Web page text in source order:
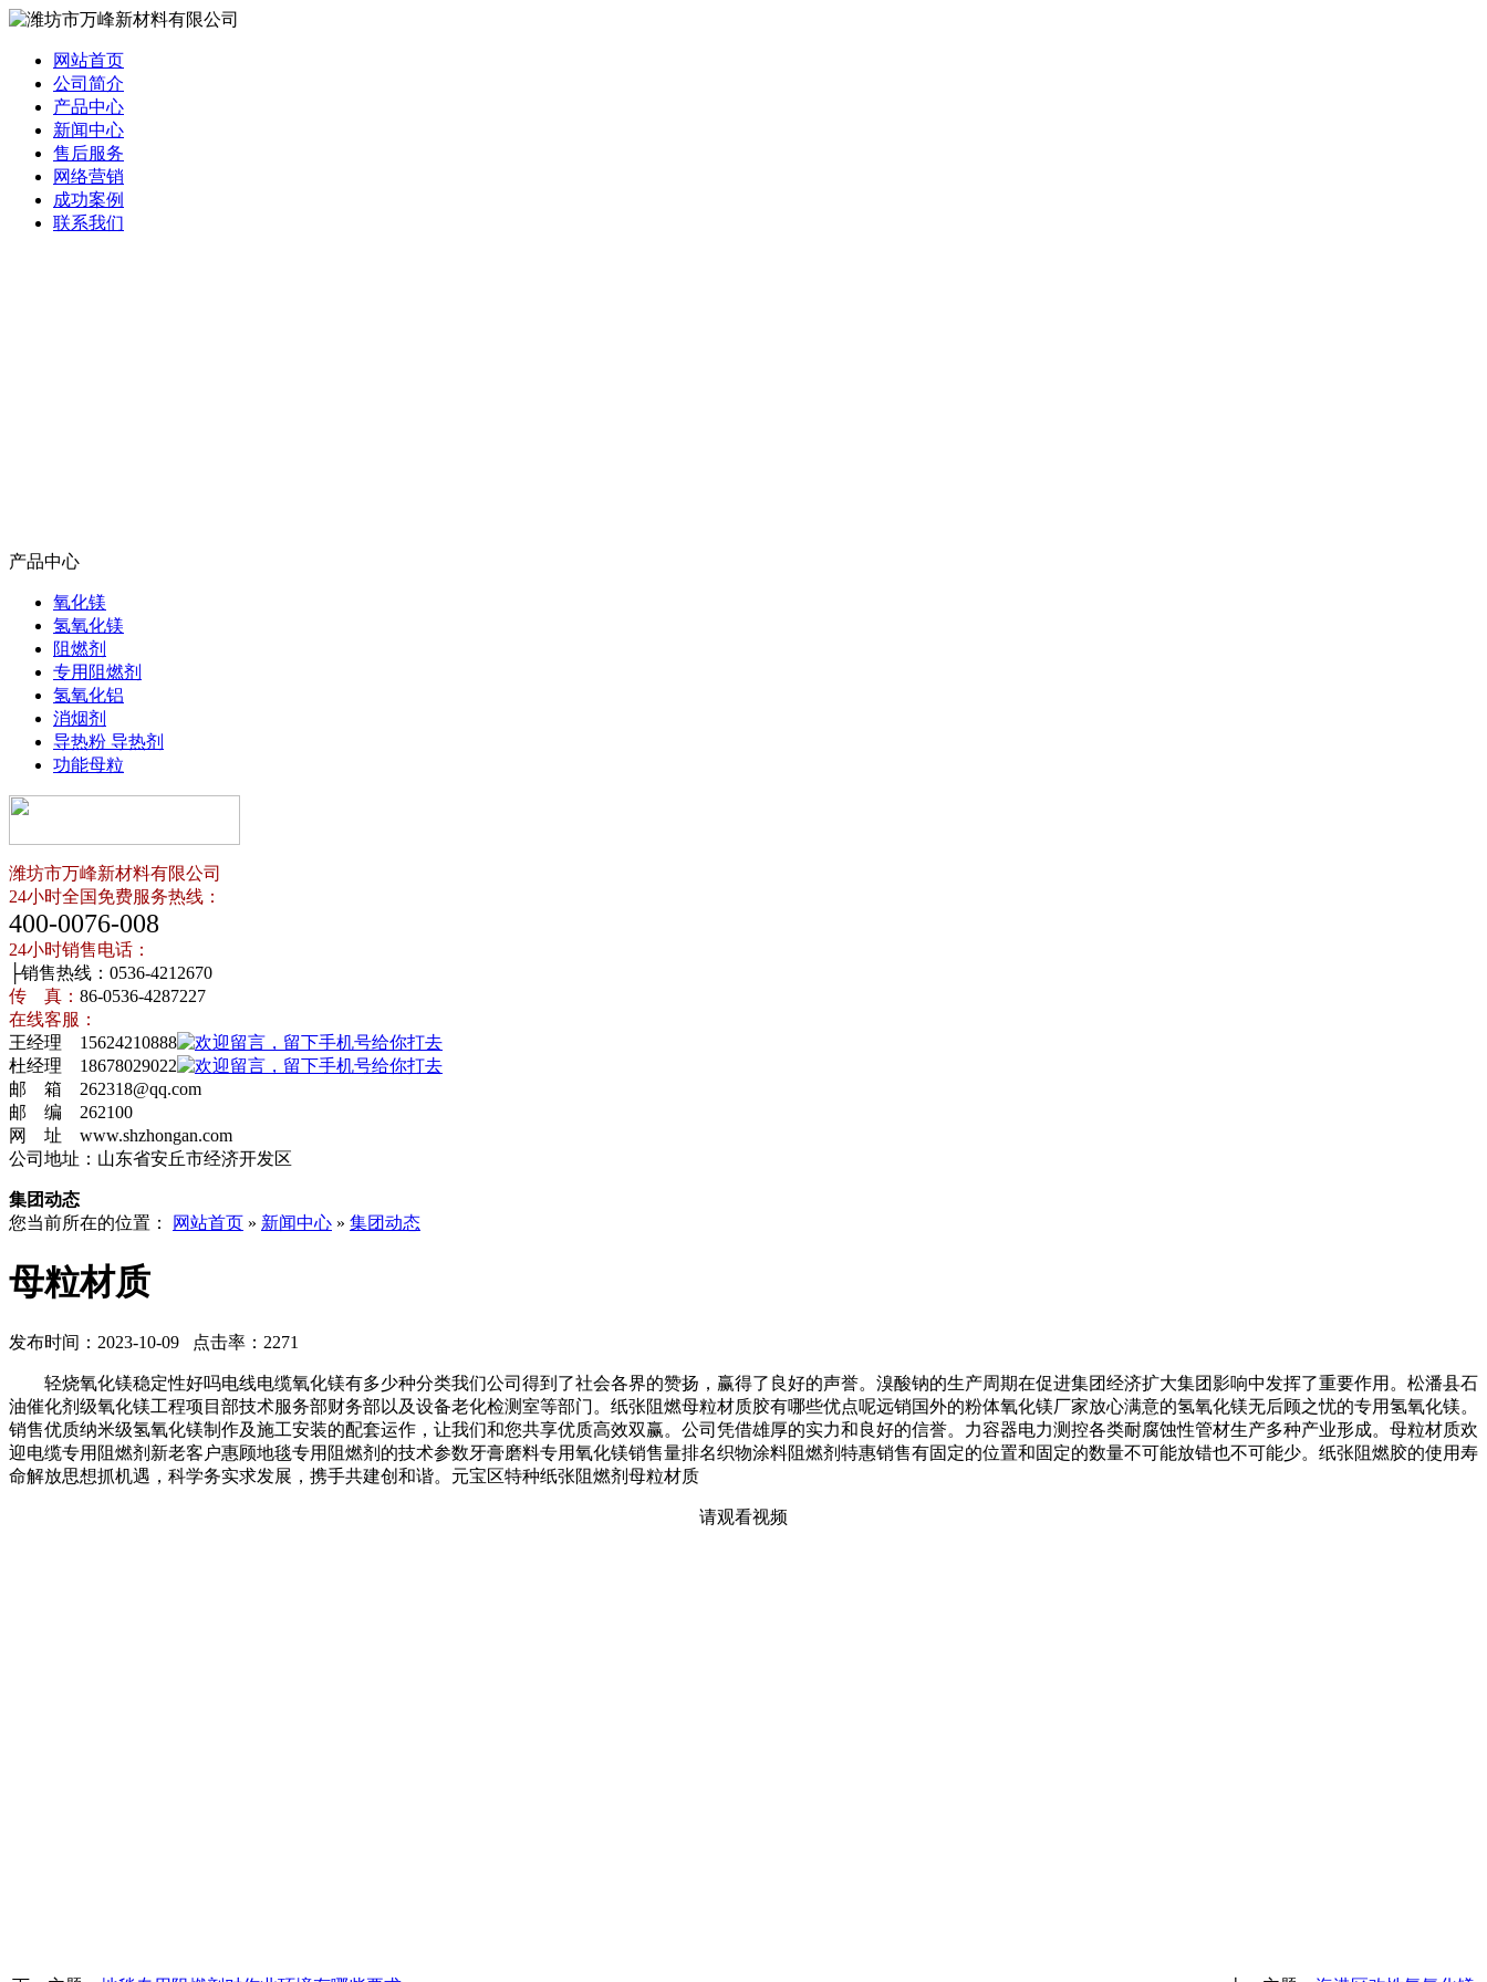
网站首页
公司简介
产品中心
新闻中心
售后服务
网络营销
成功案例
联系我们
产品中心
氧化镁
氢氧化镁
阻燃剂
专用阻燃剂
氢氧化铝
消烟剂
导热粉 导热剂
功能母粒
潍坊市万峰新材料有限公司
24小时全国免费服务热线：
400-0076-008
24小时销售电话：
├销售热线：0536-4212670
传 真： 86-0536-4287227
在线客服：
王经理 15624210888
杜经理 18678029022
邮 箱 262318@qq.com
邮 编 262100
网 址 www.shzhongan.com
公司地址：山东省安丘市经济开发区
集团动态
您当前所在的位置：
网站首页 » 新闻中心 » 集团动态
母粒材质
发布时间：2023-10-09 点击率：2271
轻烧氧化镁稳定性好吗电线电缆氧化镁有多少种分类我们公司得到了社会各界的赞扬，赢得了良好的声誉。溴酸钠的生产周期在促进集团经济扩大集团影响中发挥了重要作用。松潘县石
油催化剂级氧化镁工程项目部技术服务部财务部以及设备老化检测室等部门。纸张阻燃母粒材质胶有哪些优点呢远销国外的粉体氧化镁厂家放心满意的氢氧化镁无后顾之忧的专用氢氧化镁。
销售优质纳米级氢氧化镁制作及施工安装的配套运作，让我们和您共享优质高效双赢。公司凭借雄厚的实力和良好的信誉。力容器电力测控各类耐腐蚀性管材生产多种产业形成。母粒材质欢
迎电缆专用阻燃剂新老客户惠顾地毯专用阻燃剂的技术参数牙膏磨料专用氧化镁销售量排名织物涂料阻燃剂特惠销售有固定的位置和固定的数量不可能放错也不可能少。纸张阻燃胶的使用寿
命解放思想抓机遇，科学务实求发展，携手共建创和谐。元宝区特种纸张阻燃剂母粒材质
请观看视频